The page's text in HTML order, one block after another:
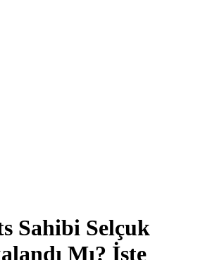
Sahibi Selçuk
Mı? İşte